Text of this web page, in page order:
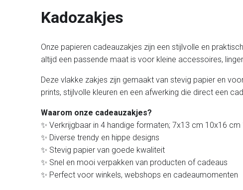
Kadozakjes
Onze papieren cadeauzakjes zijn een stijlvolle en
altijd een passende maat is voor kleine accessoires,
Deze vlakke zakjes zijn gemaakt van stevig papier en
prints, stijlvolle kleuren en een afwerking die direct een
Waarom onze cadeauzakjes?
✨ Verkrijgbaar in 4 handige formaten; 7x13 cm 10x16
✨ Diverse trendy en hippe designs
✨ Stevig papier van goede kwaliteit
✨ Snel en mooi verpakken van producten of cadeaus
✨ Perfect voor winkels, webshops en cadeaumomenten